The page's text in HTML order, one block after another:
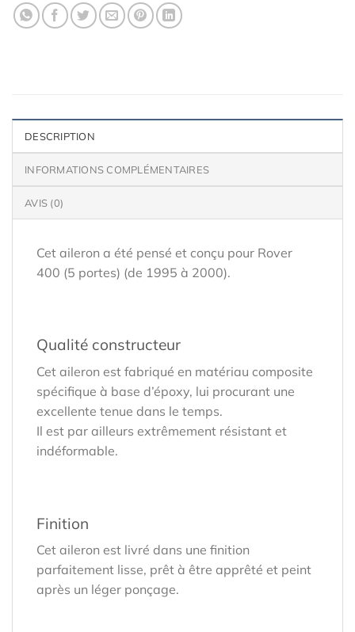
DESCRIPTION
INFORMATIONS COMPLÉMENTAIRES
AVIS (0)
Cet aileron a été pensé et conçu pour Rover
400 (5 portes) (de 1995 à 2000).
Qualité constructeur
Cet aileron est fabriqué en matériau composite
spécifique à base d’époxy, lui procurant une
excellente tenue dans le temps.
Il est par ailleurs extrêmement résistant et
indéformable.
Finition
Cet aileron est livré dans une finition
parfaitement lisse, prêt à être apprêté et peint
après un léger ponçage.